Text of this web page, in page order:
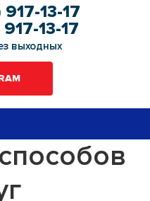
917-13-17
13-17
выходных